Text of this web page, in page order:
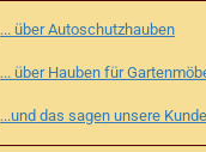
... über Autoschutzhauben
... über Hauben für
...und das sagen unsere